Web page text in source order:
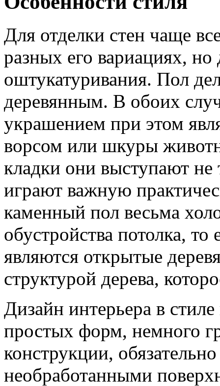
Для отделки стен чаще
разных его вариациях,
оштукатуривания. Пол
деревянным. В обоих
украшением при этом
ворсом или шкуры
кладки они выступают
играют важную
каменный пол весьма
обустройства потолка,
являются открытые
структурой дерева,
Дизайн интерьера в
простых форм, немного
конструкции,
необработанными